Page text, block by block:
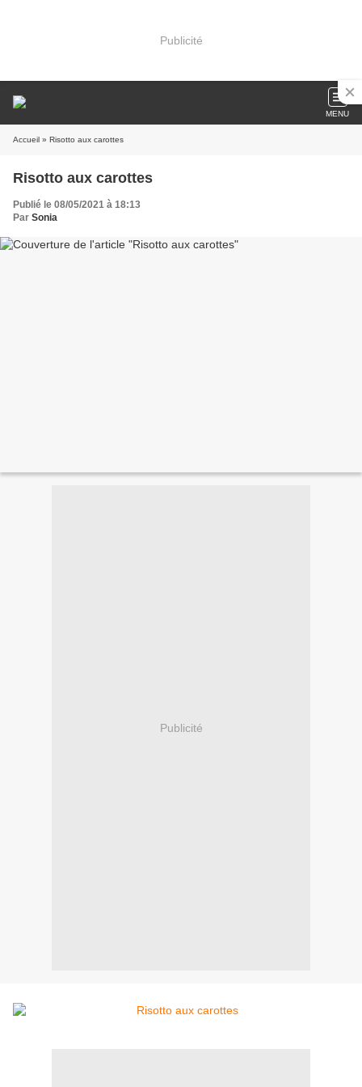
Publicité
MENU
Accueil » Risotto aux carottes
Risotto aux carottes
Publié le 08/05/2021 à 18:13
Par Sonia
Publicité